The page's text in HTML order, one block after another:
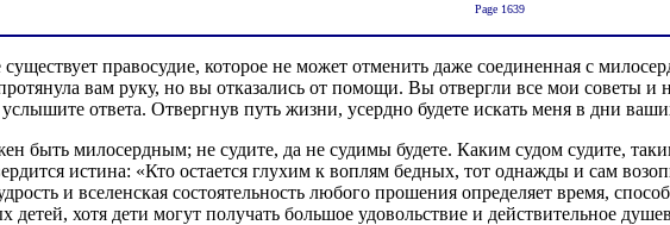
Page 1639
существует правосудие, которое не может отменить даже соединенная с
вам руку, но вы отказались от помощи. Вы отвергли все мои
услышите ответа. Отвергнув путь жизни, усердно будете искать меня в дни
быть милосердным; не судите, да не судимы будете. Каким судом судите,
истина: «Кто остается глухим к воплям бедных, тот однажды и сам
и вселенская состоятельность любого прошения определяет время,
хотя дети могут получать большое удовольствие и действительное